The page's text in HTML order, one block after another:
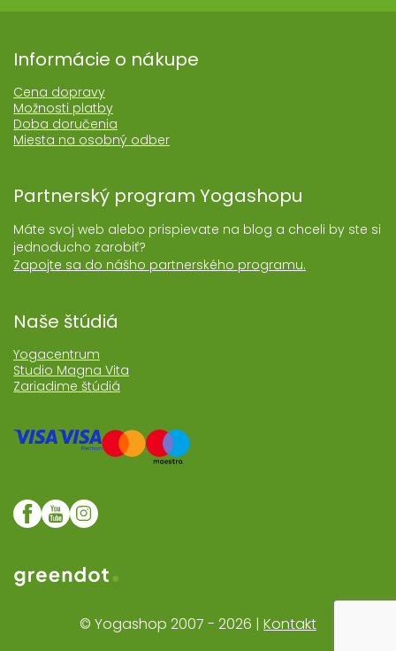
Informácie o nákupe
Cena dopravy
Možnosti platby
Doba doručenia
Miesta na osobný odber
Partnerský program Yogashopu
Máte svoj web alebo prispievate na blog a chceli by ste si
jednoducho zarobiť?
Zapojte sa do nášho partnerského programu.
Naše štúdiá
Yogacentrum
Studio Magna Vita
Zariadime štúdiá
Web realizoval Greendot
© Yogashop 2007 - 2026 | Kontakt